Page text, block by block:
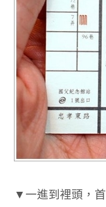
▼一進到裡頭，